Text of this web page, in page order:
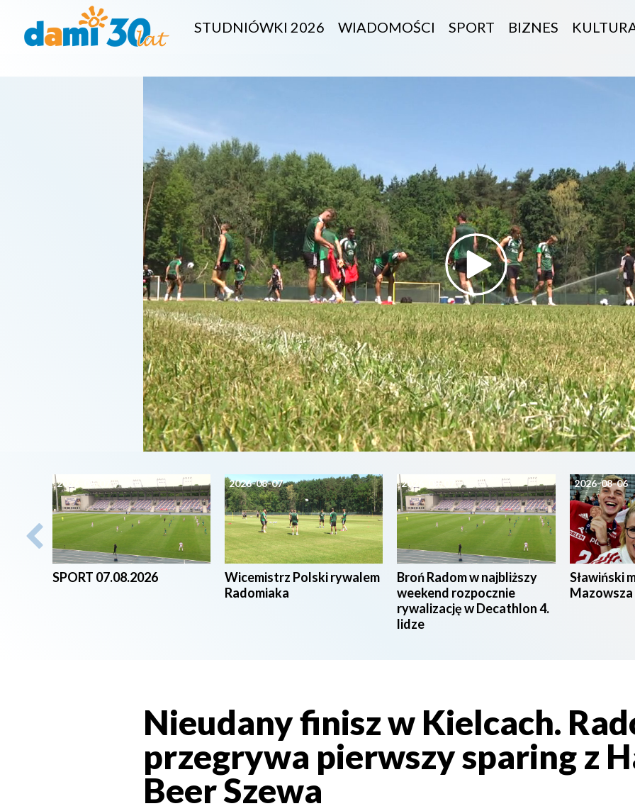
STUDNIÓWKI 2026 WIADOMOŚCI SPORT BIZNES
2026-08-07
SPORT 07.08.2026
2026-08-07
Wicemistrz Polski rywalem
Radomiaka
2026-08-07
Broń Radom w najbliższy
weekend rozpocznie
rywalizację w Decathlon 4.
lidze
2026-08-06
Sławiński
Mazowsza
Nieudany finisz w Kielcach.
przegrywa pierwszy sparing z
Beer Szewa